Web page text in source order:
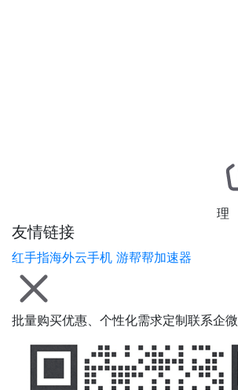
友情链接
红手指海外云手机 游帮帮加速器
理
批量购买优惠、个性化需求定制联系企微